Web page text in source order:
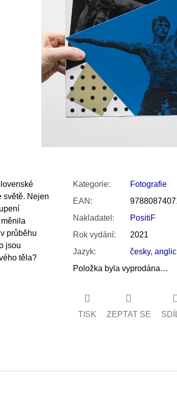
světě. Nejen
průběhu
jsou
těla?
Kategorie:
Fotografie
EAN :
Nakladatel :
PositiF
Rok vydání:
2021
Jazyk:
česky,
Položka byla vyprodána…
TISK ZEPTAT SE
VÝVAR
NEJEN
300 Kč
Původně: 350